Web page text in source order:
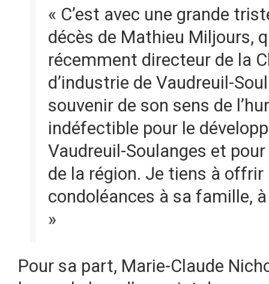
« C’est avec une grande
décès de Mathieu Miljours,
récemment directeur de la
d’industrie de Vaudreuil-
souvenir de son sens de
indéfectible pour le
Vaudreuil-Soulanges et
de la région. Je tiens à
condoléances à sa famille,
»
Pour sa part, Marie-Claude